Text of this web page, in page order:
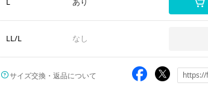
LL/L なし
サイズ交換・返品について